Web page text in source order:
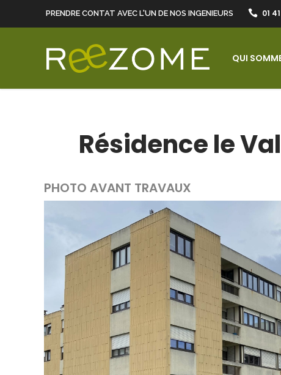
PRENDRE CONTAT AVEC L'UN DE NOS INGENIEURS 01
QUI
Résidence le
PHOTO AVANT TRAVAUX